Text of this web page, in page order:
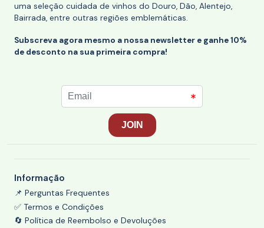
uma seleção cuidada de vinhos do Douro, Dão, Alentejo,
Bairrada, entre outras regiões emblemáticas.
Subscreva agora mesmo a nossa newsletter e ganhe 10%
de desconto na sua primeira compra!
Informação
📌 Perguntas Frequentes
✅ Termos e Condições
🔄 Política de Reembolso e Devoluções